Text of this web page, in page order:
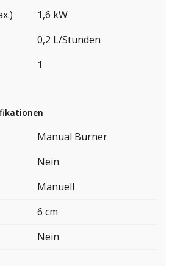
1,6 kW
0,2 L/Stunden
1
Manual Burner
Nein
Manuell
6 cm
Nein